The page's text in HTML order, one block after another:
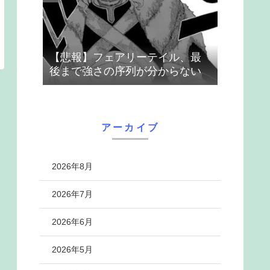
【悲報】フェアリーテイル、最
後まで強さの序列が分からない
アーカイブ
2026年8月
2026年7月
2026年6月
2026年5月